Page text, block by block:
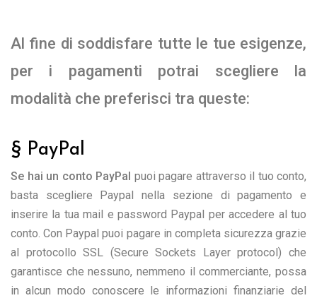
Al fine di soddisfare tutte le tue esigenze,
per i pagamenti potrai scegliere la
modalità che preferisci tra queste:
§ PayPal
Se hai un conto PayPal puoi pagare attraverso il tuo conto,
basta scegliere Paypal nella sezione di pagamento e
inserire la tua mail e password Paypal per accedere al tuo
conto. Con Paypal puoi pagare in completa sicurezza grazie
al protocollo SSL (Secure Sockets Layer protocol) che
garantisce che nessuno, nemmeno il commerciante, possa
in alcun modo conoscere le informazioni finanziarie del